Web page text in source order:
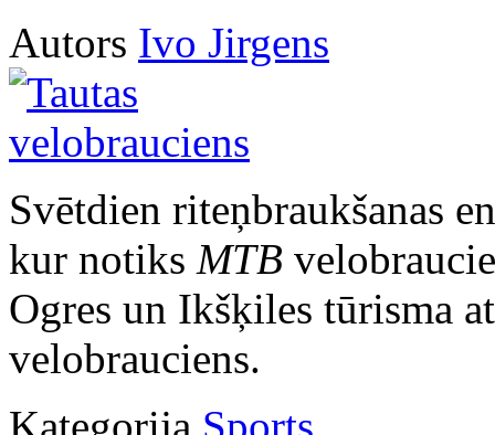
Autors Ivo Jirgens
Svētdien riteņbraukšanas
kur notiks MTB
Ogres un Ikšķiles tūrisma
velobrauciens.